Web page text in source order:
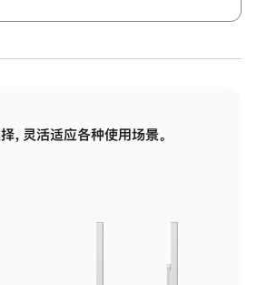
，灵活适应各种使用场景。